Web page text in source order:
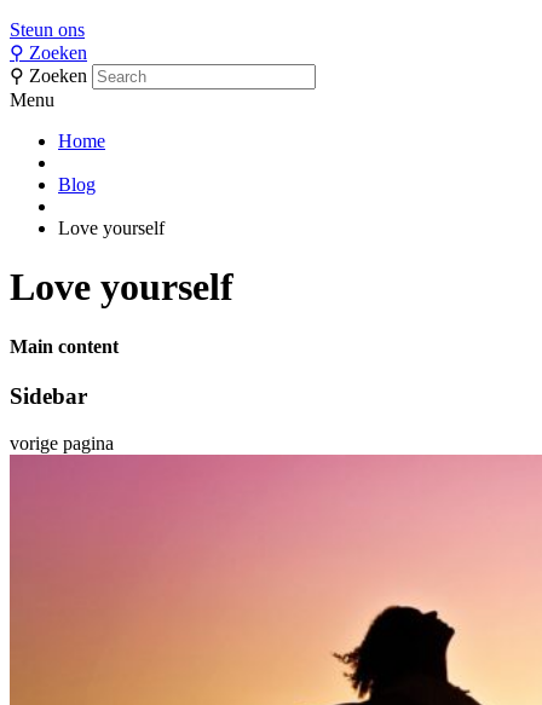
Steun ons
⚲ Zoeken
⚲ Zoeken
Menu
Home
Blog
Love yourself
Love yourself
Main content
Sidebar
vorige pagina